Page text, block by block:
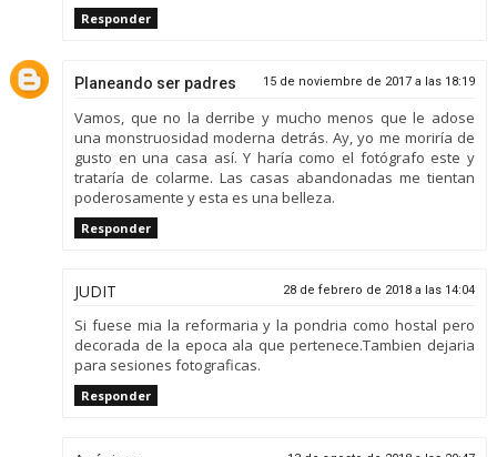
Responder
Planeando ser padres 15 de noviembre de 2017 a las 18:19
Vamos, que no la derribe y mucho menos que le adose
una monstruosidad moderna detrás. Ay, yo me moriría de
gusto en una casa así. Y haría como el fotógrafo este y
trataría de colarme. Las casas abandonadas me tientan
poderosamente y esta es una belleza.
Responder
JUDIT 28 de febrero de 2018 a las 14:04
Si fuese mia la reformaria y la pondria como hostal pero
decorada de la epoca ala que pertenece.Tambien dejaria
para sesiones fotograficas.
Responder